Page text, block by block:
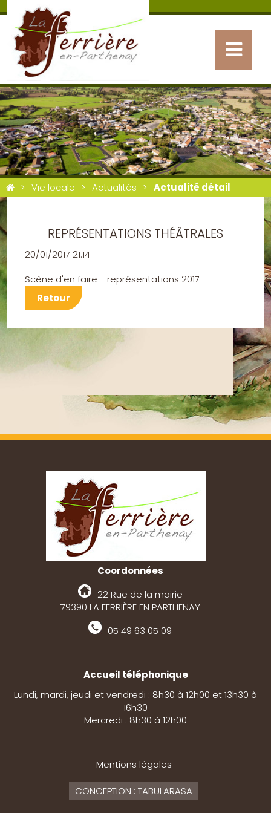
Vie locale Actualités Actualité détail
REPRÉSENTATIONS THÉÂTRALES
20/01/2017 21:14
Scène d'en faire - représentations 2017
Retour
Coordonnées
22 Rue de la mairie
79390 LA FERRIÈRE EN PARTHENAY
05 49 63 05 09
Accueil téléphonique
Lundi, mardi, jeudi et vendredi : 8h30 à 12h00 et 13h30 à
16h30
Mercredi : 8h30 à 12h00
Mentions légales
CONCEPTION : TABULARASA